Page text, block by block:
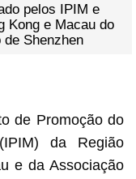
pelos IPIM e
Kong e Macau do
Shenzhen
de Promoção do
da Região
e da Associação